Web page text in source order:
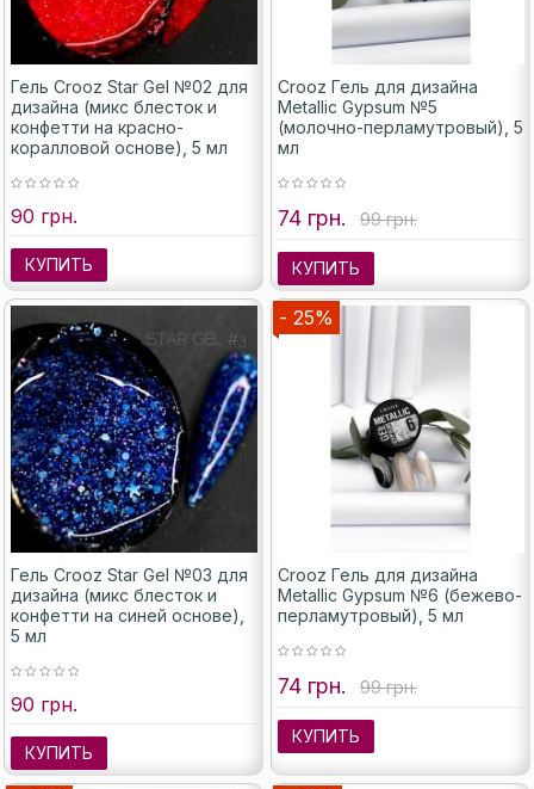
Гель Crooz Star Gel №02 для
дизайна (микс блесток и
конфетти на красно-
коралловой основе), 5 мл
90 грн.
КУПИТЬ
Crooz Гель для дизайна
Metallic Gypsum №5
(молочно-перламутровый), 5
мл
74 грн. 99 грн.
КУПИТЬ
Гель Crooz Star Gel №03 для
дизайна (микс блесток и
конфетти на синей основе),
5 мл
90 грн.
КУПИТЬ
- 25%
Crooz Гель для дизайна
Metallic Gypsum №6 (бежево-
перламутровый), 5 мл
74 грн. 99 грн.
КУПИТЬ